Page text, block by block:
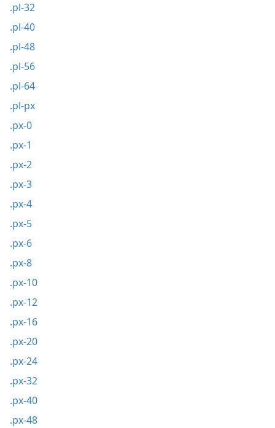
.pl-32
.pl-40
.pl-48
.pl-56
.pl-64
.pl-px
.px-0
.px-1
.px-2
.px-3
.px-4
.px-5
.px-6
.px-8
.px-10
.px-12
.px-16
.px-20
.px-24
.px-32
.px-40
.px-48